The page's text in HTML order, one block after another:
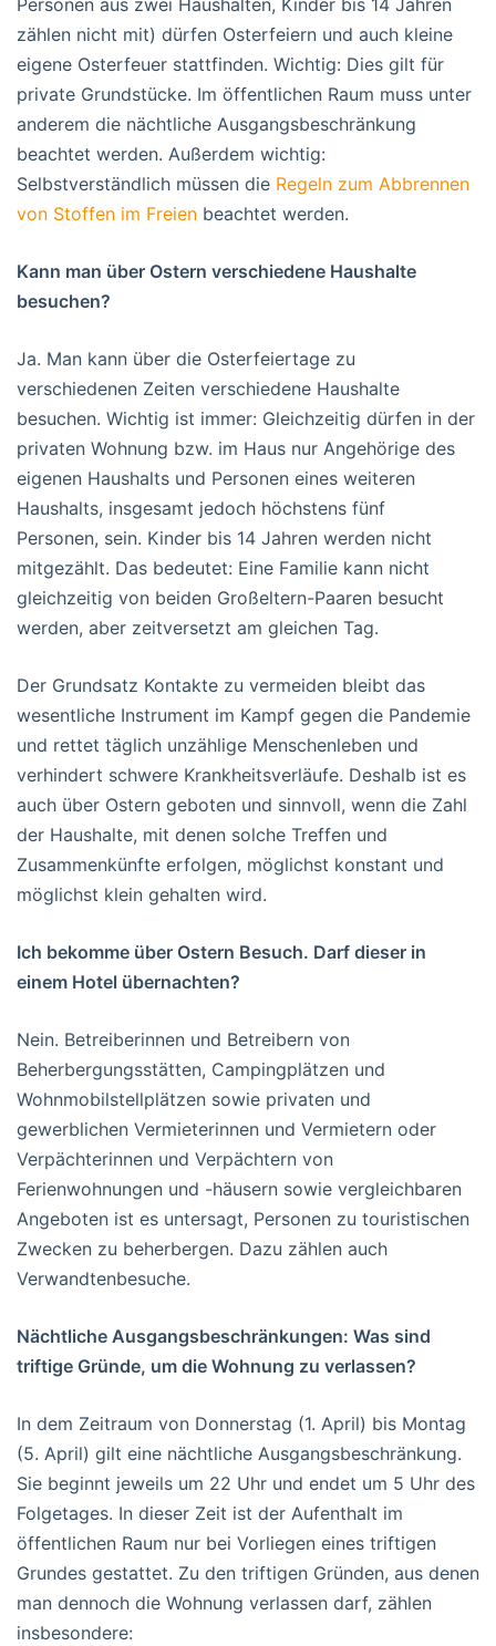
Personen aus zwei Haushalten, Kinder bis 14 Jahren
zählen nicht mit) dürfen Osterfeiern und auch kleine
eigene Osterfeuer stattfinden. Wichtig: Dies gilt für
private Grundstücke. Im öffentlichen Raum muss unter
anderem die nächtliche Ausgangsbeschränkung
beachtet werden. Außerdem wichtig:
Selbstverständlich müssen die Regeln zum Abbrennen
von Stoffen im Freien beachtet werden.
Kann man über Ostern verschiedene Haushalte
besuchen?
Ja. Man kann über die Osterfeiertage zu
verschiedenen Zeiten verschiedene Haushalte
besuchen. Wichtig ist immer: Gleichzeitig dürfen in der
privaten Wohnung bzw. im Haus nur Angehörige des
eigenen Haushalts und Personen eines weiteren
Haushalts, insgesamt jedoch höchstens fünf
Personen, sein. Kinder bis 14 Jahren werden nicht
mitgezählt. Das bedeutet: Eine Familie kann nicht
gleichzeitig von beiden Großeltern-Paaren besucht
werden, aber zeitversetzt am gleichen Tag.
Der Grundsatz Kontakte zu vermeiden bleibt das
wesentliche Instrument im Kampf gegen die Pandemie
und rettet täglich unzählige Menschenleben und
verhindert schwere Krankheitsverläufe. Deshalb ist es
auch über Ostern geboten und sinnvoll, wenn die Zahl
der Haushalte, mit denen solche Treffen und
Zusammenkünfte erfolgen, möglichst konstant und
möglichst klein gehalten wird.
Ich bekomme über Ostern Besuch. Darf dieser in
einem Hotel übernachten?
Nein. Betreiberinnen und Betreibern von
Beherbergungsstätten, Campingplätzen und
Wohnmobilstellplätzen sowie privaten und
gewerblichen Vermieterinnen und Vermietern oder
Verpächterinnen und Verpächtern von
Ferienwohnungen und -häusern sowie vergleichbaren
Angeboten ist es untersagt, Personen zu touristischen
Zwecken zu beherbergen. Dazu zählen auch
Verwandtenbesuche.
Nächtliche Ausgangsbeschränkungen: Was sind
triftige Gründe, um die Wohnung zu verlassen?
In dem Zeitraum von Donnerstag (1. April) bis Montag
(5. April) gilt eine nächtliche Ausgangsbeschränkung.
Sie beginnt jeweils um 22 Uhr und endet um 5 Uhr des
Folgetages. In dieser Zeit ist der Aufenthalt im
öffentlichen Raum nur bei Vorliegen eines triftigen
Grundes gestattet. Zu den triftigen Gründen, aus denen
man dennoch die Wohnung verlassen darf, zählen
insbesondere: